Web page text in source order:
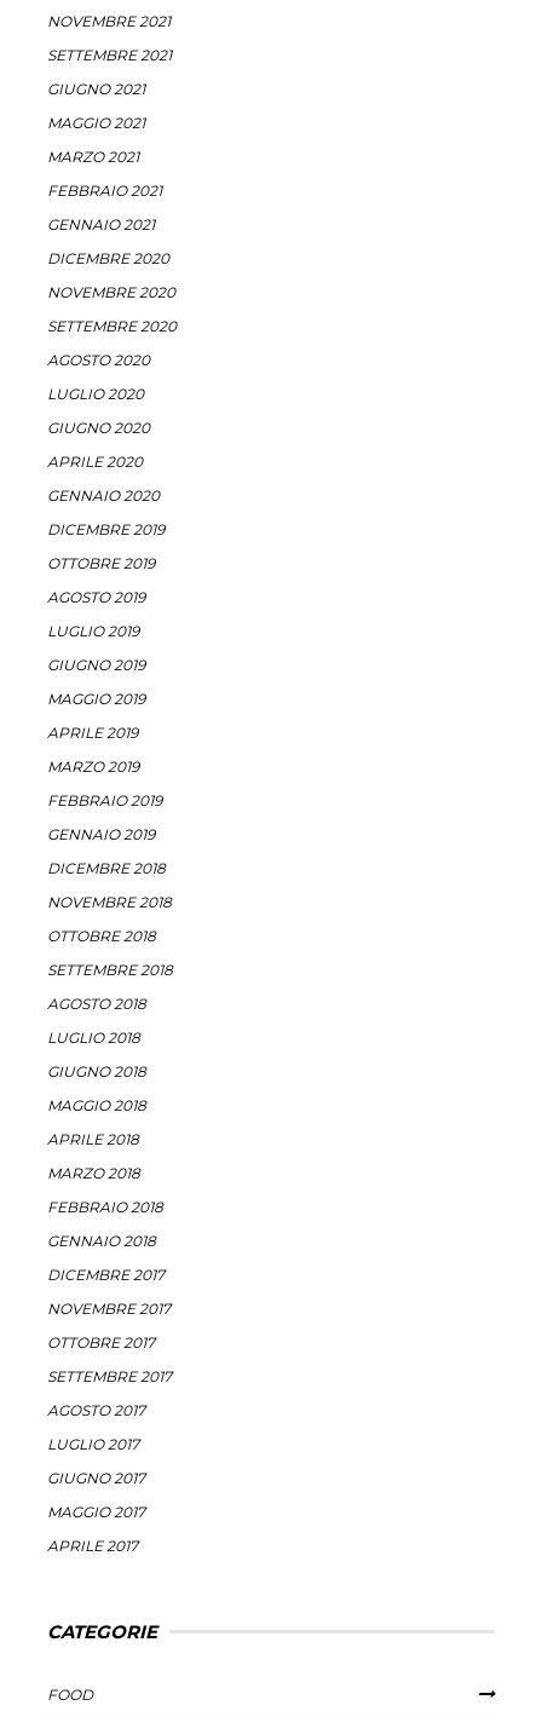
NOVEMBRE 2021
SETTEMBRE 2021
GIUGNO 2021
MAGGIO 2021
MARZO 2021
FEBBRAIO 2021
GENNAIO 2021
DICEMBRE 2020
NOVEMBRE 2020
SETTEMBRE 2020
AGOSTO 2020
LUGLIO 2020
GIUGNO 2020
APRILE 2020
GENNAIO 2020
DICEMBRE 2019
OTTOBRE 2019
AGOSTO 2019
LUGLIO 2019
GIUGNO 2019
MAGGIO 2019
APRILE 2019
MARZO 2019
FEBBRAIO 2019
GENNAIO 2019
DICEMBRE 2018
NOVEMBRE 2018
OTTOBRE 2018
SETTEMBRE 2018
AGOSTO 2018
LUGLIO 2018
GIUGNO 2018
MAGGIO 2018
APRILE 2018
MARZO 2018
FEBBRAIO 2018
GENNAIO 2018
DICEMBRE 2017
NOVEMBRE 2017
OTTOBRE 2017
SETTEMBRE 2017
AGOSTO 2017
LUGLIO 2017
GIUGNO 2017
MAGGIO 2017
APRILE 2017
CATEGORIE
FOOD